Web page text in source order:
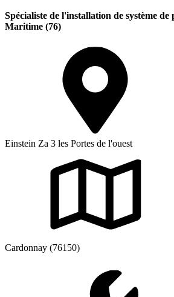
Spécialiste de l'installation de système de
Maritime (76)
Einstein Za 3 les Portes de l'ouest
Cardonnay (76150)